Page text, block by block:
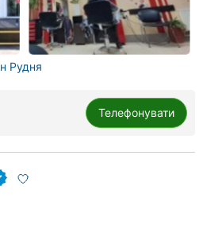
Рудня
Телефонувати